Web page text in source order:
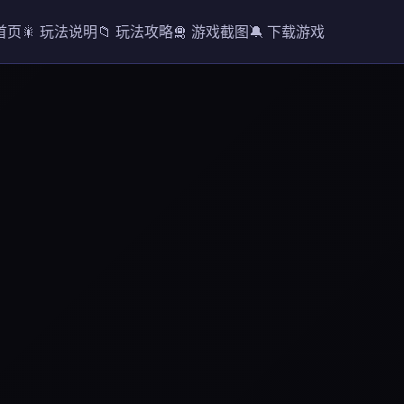
页🎇 玩法说明📁 玩法攻略🛅 游戏截图🔕 下载游戏